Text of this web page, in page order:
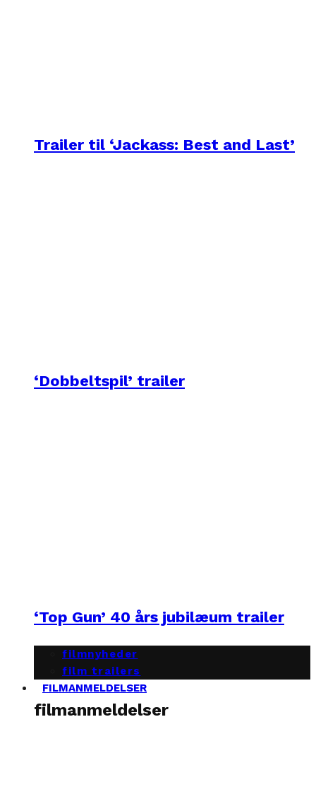
Trailer til ‘Jackass: Best and Last’
‘Dobbeltspil’ trailer
‘Top Gun’ 40 års jubilæum trailer
filmnyheder
film trailers
FILMANMELDELSER
filmanmeldelser